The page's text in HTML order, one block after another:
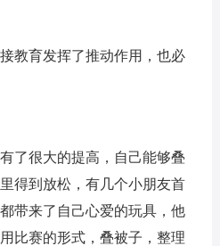
教育发挥了推动作用，也必
了很大的提高，自己能够叠
得到放松，有几个小朋友首
带来了自己心爱的玩具，他
比赛的形式，叠被子，整理